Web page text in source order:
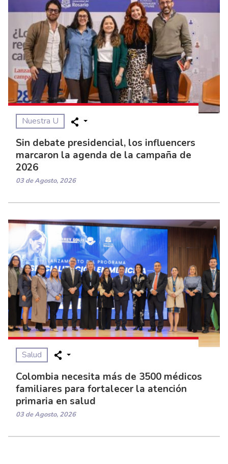
Nuestra U
Sin debate presidencial, los influencers
marcaron la agenda de la campaña de
2026
03 de Agosto, 2026
Salud
Colombia necesita más de 3500 médicos
familiares para fortalecer la atención
primaria en salud
03 de Agosto, 2026